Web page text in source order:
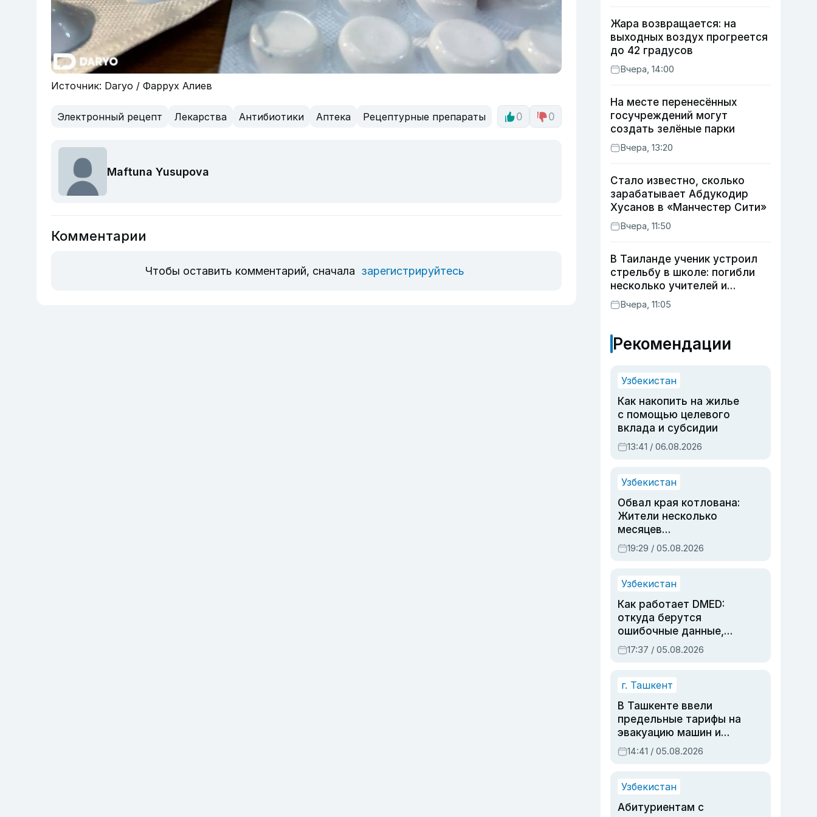
Источник: Daryo / Фаррух Алиев
Электронный рецепт Лекарства Антибиотики Аптека Рецептурные препараты 0 0
Maftuna Yusupova
Комментарии
Чтобы оставить комментарий, сначала зарегистрируйтесь
Жара возвращается: на
выходных воздух прогреется
до 42 градусов
Вчера, 14:00
На месте перенесённых
госучреждений могут
создать зелёные парки
Вчера, 13:20
Стало известно, сколько
зарабатывает Абдукодир
Хусанов в «Манчестер Сити»
Вчера, 11:50
В Таиланде ученик устроил
стрельбу в школе: погибли
несколько учителей и
учащихся
Вчера, 11:05
Рекомендации
Узбекистан
Как накопить на жилье
с помощью целевого
вклада и субсидии
13:41 / 06.08.2026
Узбекистан
Обвал края котлована:
Жители несколько
месяцев
предупреждали об
опасности, но стройка
19:29 / 05.08.2026
Узбекистан
Как работает DMED:
откуда берутся
ошибочные данные,
дубли аккаунтов и
очереди по онлайн-
17:37 / 05.08.2026
г. Ташкент
В Ташкенте ввели
предельные тарифы на
эвакуацию машин и
штрафстоянки
14:41 / 05.08.2026
Узбекистан
Абитуриентам с